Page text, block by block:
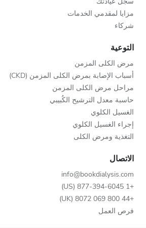
مزايا لمقدمي الخدمات
شركاء
التوعية
مرض الكلى المزمن
أسباب الإصابة بمرض الكلى المزمن (CKD)
مراحل مرض الكلى المزمن
حاسبة معدل الترشيح الكُبيبي
الغسيل الكلوي
إجراء الغسيل الكلوي
التغذية ومرض الكلى
الاتصال
info@bookdialysis.com
+1 877-394-6045 (US)
+44 800 069 8072 (UK)
فرص العمل